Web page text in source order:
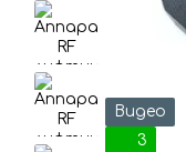
Видео
3